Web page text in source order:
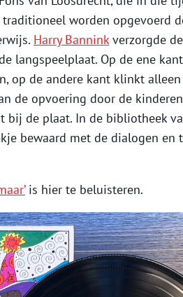
worden opgevoerd
Harry Banninkverzorgde de
langspeelplaat. Op de ene
op de andere kant klinkt
de opvoering door de
bij de plaat. In de bibliotheek
bewaard met de dialogen en
is hier te beluisteren.